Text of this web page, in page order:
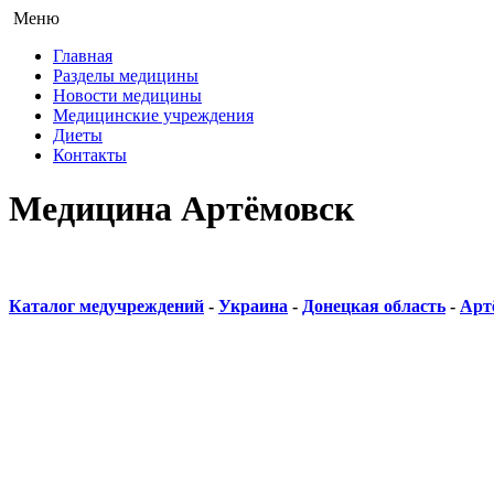
Меню
Главная
Разделы медицины
Новости медицины
Медицинские учреждения
Диеты
Контакты
Медицина Артёмовск
Каталог медучреждений - Украина - Донецкая область -